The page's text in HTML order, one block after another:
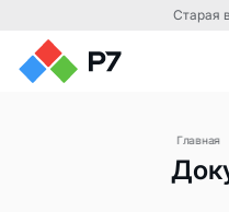
Старая
Главная